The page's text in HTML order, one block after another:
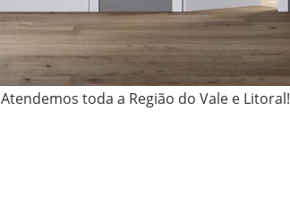
Atendemos toda a Região do Vale e Litoral!